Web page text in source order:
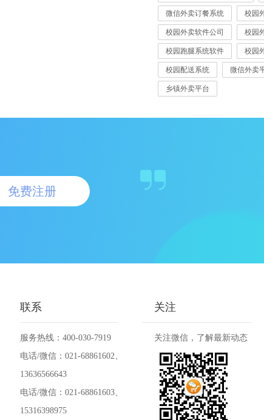
微信外卖订餐系统 校园
校园外卖软件公司 校园
校园跑腿系统软件 校园
校园配送系统 微信外卖
乡镇外卖平台
免费注册
联系
服务热线：400-030-7919
电话/微信：021-68861602、
13636566643
电话/微信：021-68861603、
15316398975
关注
关注微信，了解最新动态